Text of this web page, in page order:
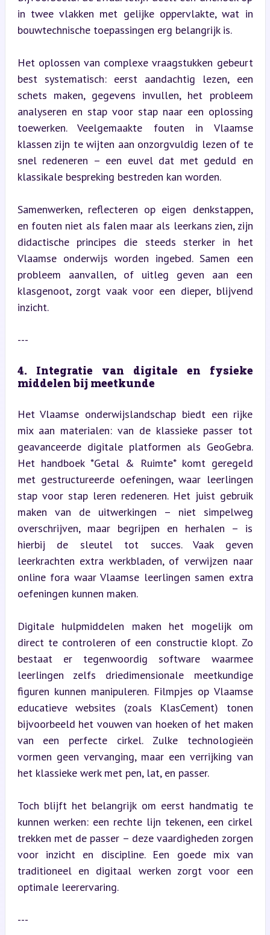
in twee vlakken met gelijke oppervlakte, wat in
bouwtechnische toepassingen erg belangrijk is.
Het oplossen van complexe vraagstukken gebeurt
best systematisch: eerst aandachtig lezen, een
schets maken, gegevens invullen, het probleem
analyseren en stap voor stap naar een oplossing
toewerken. Veelgemaakte fouten in Vlaamse
klassen zijn te wijten aan onzorgvuldig lezen of te
snel redeneren – een euvel dat met geduld en
klassikale bespreking bestreden kan worden.
Samenwerken, reflecteren op eigen denkstappen,
en fouten niet als falen maar als leerkans zien, zijn
didactische principes die steeds sterker in het
Vlaamse onderwijs worden ingebed. Samen een
probleem aanvallen, of uitleg geven aan een
klasgenoot, zorgt vaak voor een dieper, blijvend
inzicht.
---
4. Integratie van digitale en fysieke
middelen bij meetkunde
Het Vlaamse onderwijslandschap biedt een rijke
mix aan materialen: van de klassieke passer tot
geavanceerde digitale platformen als GeoGebra.
Het handboek *Getal & Ruimte* komt geregeld
met gestructureerde oefeningen, waar leerlingen
stap voor stap leren redeneren. Het juist gebruik
maken van de uitwerkingen – niet simpelweg
overschrijven, maar begrijpen en herhalen – is
hierbij de sleutel tot succes. Vaak geven
leerkrachten extra werkbladen, of verwijzen naar
online fora waar Vlaamse leerlingen samen extra
oefeningen kunnen maken.
Digitale hulpmiddelen maken het mogelijk om
direct te controleren of een constructie klopt. Zo
bestaat er tegenwoordig software waarmee
leerlingen zelfs driedimensionale meetkundige
figuren kunnen manipuleren. Filmpjes op Vlaamse
educatieve websites (zoals KlasCement) tonen
bijvoorbeeld het vouwen van hoeken of het maken
van een perfecte cirkel. Zulke technologieën
vormen geen vervanging, maar een verrijking van
het klassieke werk met pen, lat, en passer.
Toch blijft het belangrijk om eerst handmatig te
kunnen werken: een rechte lijn tekenen, een cirkel
trekken met de passer – deze vaardigheden zorgen
voor inzicht en discipline. Een goede mix van
traditioneel en digitaal werken zorgt voor een
optimale leerervaring.
---